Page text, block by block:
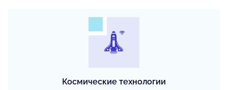
Космические технологии